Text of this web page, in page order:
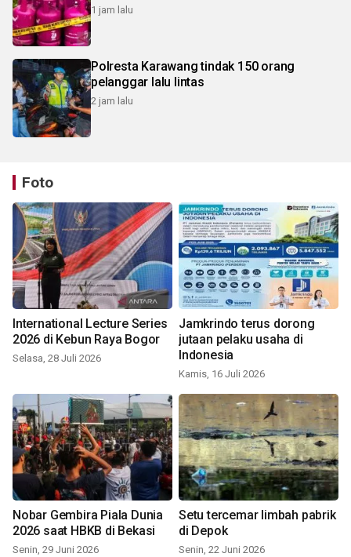
1 jam lalu
Polresta Karawang tindak 150 orang
pelanggar lalu lintas
2 jam lalu
Foto
International Lecture Series
2026 di Kebun Raya Bogor
Selasa, 28 Juli 2026
Jamkrindo terus dorong
jutaan pelaku usaha di
Indonesia
Kamis, 16 Juli 2026
Nobar Gembira Piala Dunia
2026 saat HBKB di Bekasi
Senin, 29 Juni 2026
Setu tercemar limbah pabrik
di Depok
Senin, 22 Juni 2026